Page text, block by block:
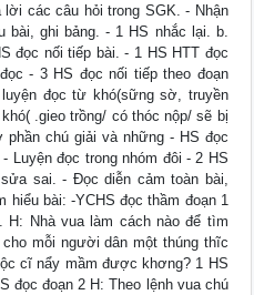
các câu hỏi trong SGK. - Nhận
ghi bảng. - 1 HS nhắc lại. b.
đọc nối tiếp bài. - 1 HS HTT đọc
- 3 HS đọc nối tiếp theo đoạn
đọc từ khó(sững sờ, truyền
.gieo trồng/ có thóc nộp/ sẽ bị
chú giải và những - HS đọc
Luyện đọc trong nhóm đôi - 2 HS
sai. - Đọc diễn cảm toàn bài,
hiểu bài: -YCHS đọc thầm đoạn 1
Nhà vua làm cách nào để tìm
mỗi người dân một thúng thĩc
cĩ nẩy mầm được khơng? 1 HS
đọc đoạn 2 H: Theo lệnh vua chú